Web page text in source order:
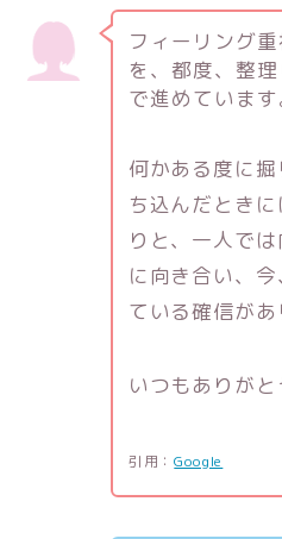
フィーリング
を、都度、整
で進めています
何かある度に
ち込んだとき
りと、一人で
に向き合い、
ている確信があ
いつもありが
引用：Google